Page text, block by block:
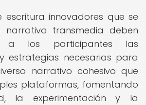
escritura innovadores que se
transmedia deben
a los participantes las
estrategias necesarias para
narrativo cohesivo que
plataformas, fomentando
la experimentación y la